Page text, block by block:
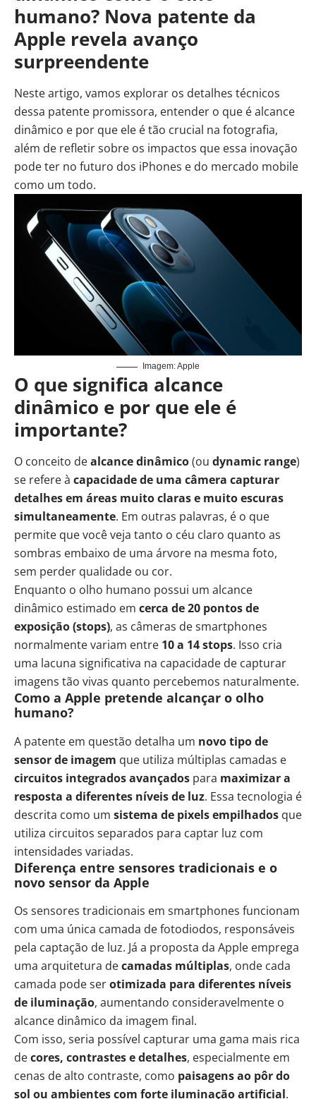
humano? Nova patente da
Apple revela avanço
surpreendente
Neste artigo, vamos explorar os detalhes técnicos
dessa patente promissora, entender o que é alcance
dinâmico e por que ele é tão crucial na fotografia,
além de refletir sobre os impactos que essa inovação
pode ter no futuro dos iPhones e do mercado mobile
como um todo.
Imagem: Apple
O que significa alcance
dinâmico e por que ele é
importante?
O conceito dealcance dinâmico(ou dynamic range)
se refere à capacidade de uma câmera capturar
detalhes em áreas muito claras e muito escuras
simultaneamente. Em outras palavras, é o que
permite que você veja tanto o céu claro quanto as
sombras embaixo de uma árvore na mesma foto,
sem perder qualidade ou cor.
Enquanto o olho humano possui um alcance
dinâmico estimado em cerca de 20 pontos de
exposição (stops), as câmeras de smartphones
normalmente variam entre 10 a 14 stops. Isso cria
uma lacuna significativa na capacidade de capturar
imagens tão vivas quanto percebemos naturalmente.
Como a Apple pretende alcançar o olho
humano?
A patente em questão detalha um novo tipo de
sensor de imagem que utiliza múltiplas camadas e
circuitos integrados avançados para maximizar a
resposta a diferentes níveis de luz. Essa tecnologia é
descrita como um sistema de pixels empilhados que
utiliza circuitos separados para captar luz com
intensidades variadas.
Diferença entre sensores tradicionais e o
novo sensor da Apple
Os sensores tradicionais em smartphones funcionam
com uma única camada de fotodiodos, responsáveis
pela captação de luz. Já a proposta da Apple emprega
uma arquitetura decamadas múltiplas, onde cada
camada pode serotimizada para diferentes níveis
de iluminação, aumentando consideravelmente o
alcance dinâmico da imagem final.
Com isso, seria possível capturar uma gama mais rica
decores, contrastes e detalhes, especialmente em
cenas de alto contraste, como paisagens ao pôr do
sol ou ambientes com forte iluminação artificial.